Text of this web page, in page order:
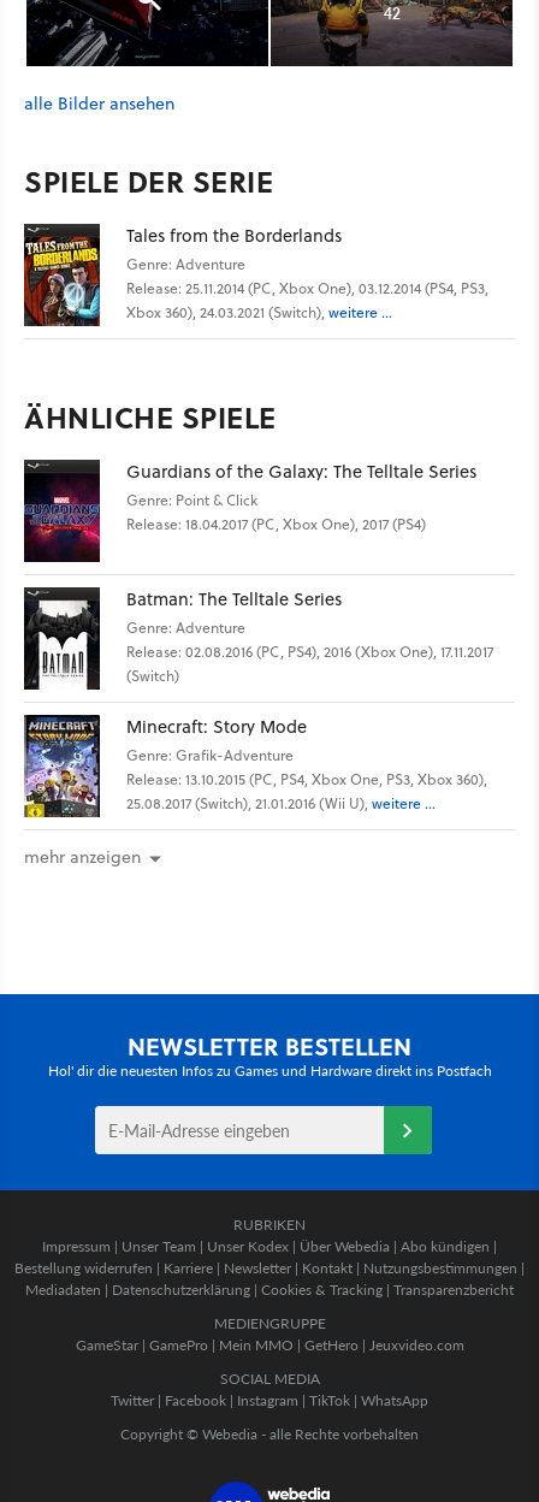
42
alle Bilder ansehen
SPIELE DER SERIE
Tales from the Borderlands
Genre: Adventure
Release: 25.11.2014 (PC, Xbox One), 03.12.2014 (PS4, PS3,
Xbox 360), 24.03.2021 (Switch), weitere ...
ÄHNLICHE SPIELE
Guardians of the Galaxy: The Telltale Series
Genre: Point & Click
Release: 18.04.2017 (PC, Xbox One), 2017 (PS4)
Batman: The Telltale Series
Genre: Adventure
Release: 02.08.2016 (PC, PS4), 2016 (Xbox One), 17.11.2017
(Switch)
Minecraft: Story Mode
Genre: Grafik-Adventure
Release: 13.10.2015 (PC, PS4, Xbox One, PS3, Xbox 360),
25.08.2017 (Switch), 21.01.2016 (Wii U), weitere ...
mehr anzeigen
NEWSLETTER BESTELLEN
Hol' dir die neuesten Infos zu Games und Hardware direkt ins Postfach
RUBRIKEN
Impressum | Unser Team | Unser Kodex | Über Webedia | Abo kündigen |
Bestellung widerrufen | Karriere | Newsletter | Kontakt | Nutzungsbestimmungen |
Mediadaten | Datenschutzerklärung | Cookies & Tracking | Transparenzbericht
MEDIENGRUPPE
GameStar| GamePro | Mein MMO | GetHero | Jeuxvideo.com
SOCIAL MEDIA
Twitter | Facebook | Instagram | TikTok | WhatsApp
Copyright © Webedia - alle Rechte vorbehalten